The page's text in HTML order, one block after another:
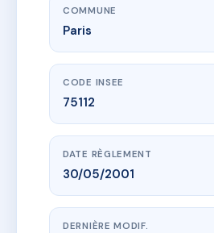
COMMUNE
Paris
CODE INSEE
75112
DATE RÈGLEMENT
30/05/2001
DERNIÈRE MODIF.